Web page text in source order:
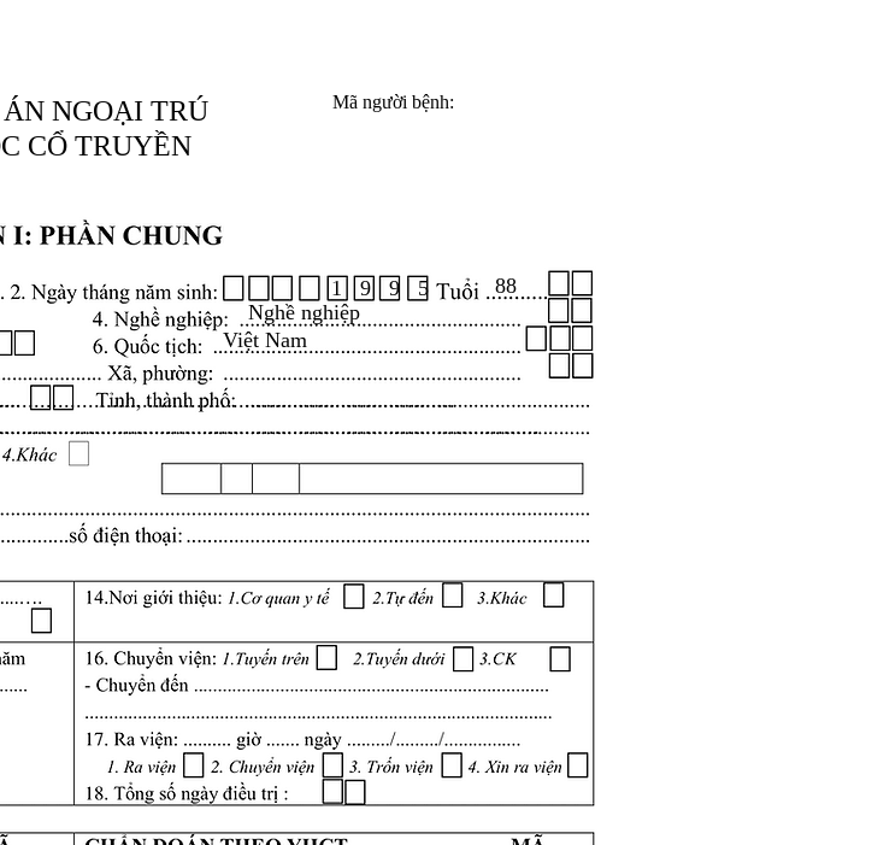
NGOẠI TRÚ
CỔ TRUYỀN
Mã người bệnh:
1 9 9 5 88
Nghề nghiệp
Việt Nam